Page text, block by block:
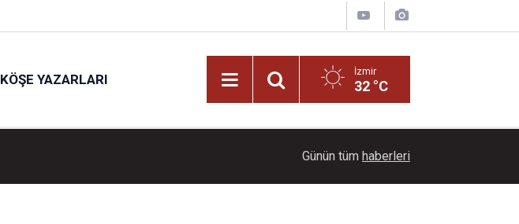
KÖŞE YAZARLARI İzmir
32 °C
Bayraklı'da vatandaşların şikayet ettiği çöp
Günün tüm haberleri